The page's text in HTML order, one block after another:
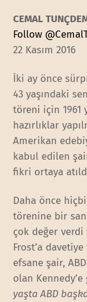
CEMAL
Follow
22 Kasım 2016
İki ay önce
43 yaşındaki
töreni için 1961
hazırlıklar
Amerikan
kabul edilen
fikri ortaya
Daha önce
törenine bir
çok değer
Frost’a
efsane şair,
olan
yaşta ABD